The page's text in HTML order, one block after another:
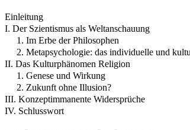
Einleitung
I. Der Szientismus als Weltanschauung
1. Im Erbe der Philosophen
2. Metapsychologie: das individuelle und
II. Das Kulturphänomen Religion
1. Genese und Wirkung
2. Zukunft ohne Illusion?
III. Konzeptimmanente Widersprüche
IV. Schlusswort